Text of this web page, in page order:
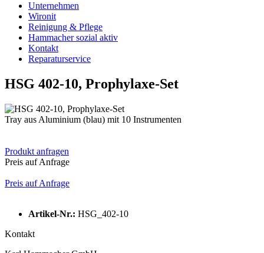
Unternehmen
Wironit
Reinigung & Pflege
Hammacher sozial aktiv
Kontakt
Reparaturservice
HSG 402-10, Prophylaxe-Set
Tray aus Aluminium (blau) mit 10 Instrumenten
Produkt anfragen
Preis auf Anfrage
Preis auf Anfrage
Artikel-Nr.: HSG_402-10
Kontakt